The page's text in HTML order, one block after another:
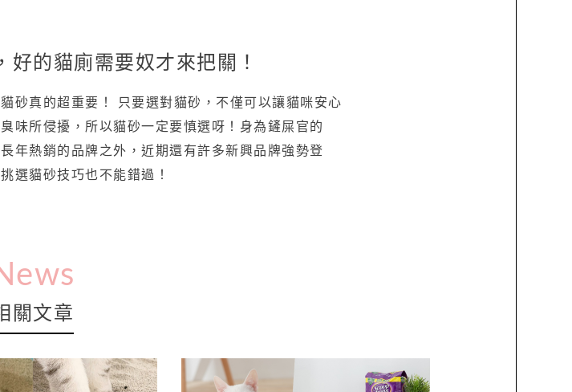
好的貓廁需要奴才來把關！
砂真的超重要！ 只要選對貓砂，不僅可以讓貓咪安心
味所侵擾，所以貓砂一定要慎選呀！身為鏟屎官的
年熱銷的品牌之外，近期還有許多新興品牌強勢登
選貓砂技巧也不能錯過！
關文章